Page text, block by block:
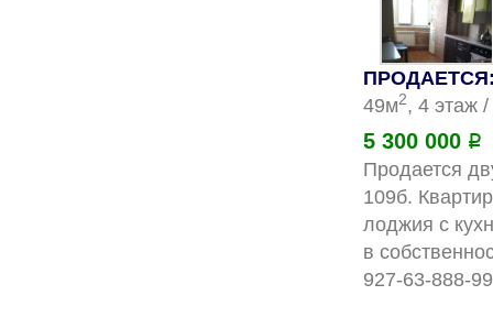
ПРОДАЕТСЯ:
49м2, 4 этаж
5 300 000 Р
Продается
109б.
лоджия с
в